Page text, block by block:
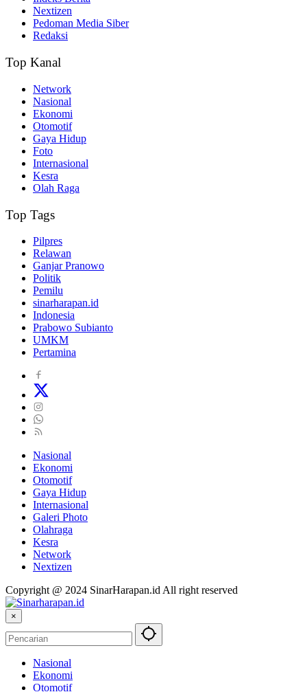
Nextizen
Pedoman Media Siber
Redaksi
Top Kanal
Network
Nasional
Ekonomi
Otomotif
Gaya Hidup
Foto
Internasional
Kesra
Olah Raga
Top Tags
Pilpres
Relawan
Ganjar Pranowo
Politik
Pemilu
sinarharapan.id
Indonesia
Prabowo Subianto
UMKM
Pertamina
Nasional
Ekonomi
Otomotif
Gaya Hidup
Internasional
Galeri Photo
Olahraga
Kesra
Network
Nextizen
Copyright @ 2024 SinarHarapan.id All right reserved
×
Nasional
Ekonomi
Otomotif